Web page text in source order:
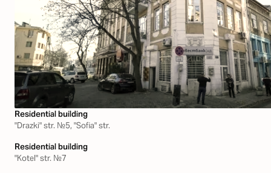
Residential building
"Drazki" str. №5, "Sofia" str.
Residential building
"Kotel" str. №7